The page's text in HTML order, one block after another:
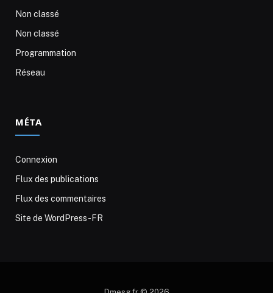
Non classé
Non classé
Programmation
Réseau
MÉTA
Connexion
Flux des publications
Flux des commentaires
Site de WordPress-FR